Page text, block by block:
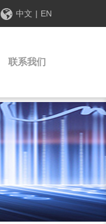
中文 | EN
联系我们